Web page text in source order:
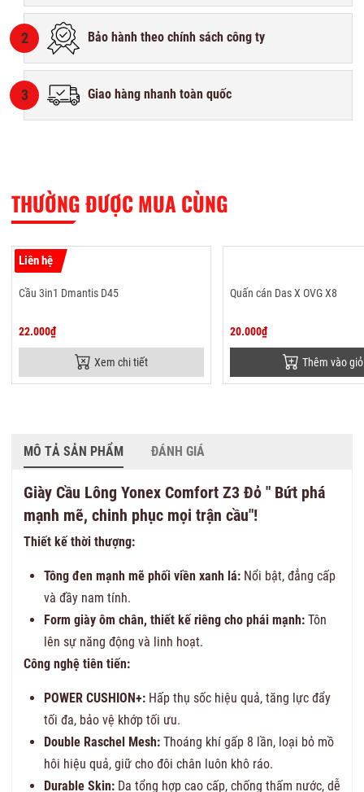
2 Bảo hành theo chính sách công ty
3 Giao hàng nhanh toàn quốc
THƯỜNG ĐƯỢC MUA CÙNG
Liên hệ
Cầu 3in1 Dmantis D45
22.000₫
Xem chi tiết
Quấn cán Das X OVG X8
20.000₫
Thêm vào giỏ
MÔ TẢ SẢN PHẨM ĐÁNH GIÁ
Giày Cầu Lông Yonex Comfort Z3 Đỏ " Bứt phá
mạnh mẽ, chinh phục mọi trận cầu"!
Thiết kế thời thượng:
Tông đen mạnh mẽ phối viền xanh lá: Nổi bật, đẳng cấp
và đầy nam tính.
Form giày ôm chân, thiết kế riêng cho phái mạnh: Tôn
lên sự năng động và linh hoạt.
Công nghệ tiên tiến:
POWER CUSHION+: Hấp thụ sốc hiệu quả, tăng lực đẩy
tối đa, bảo vệ khớp tối ưu.
Double Raschel Mesh: Thoáng khí gấp 8 lần, loại bỏ mồ
hôi hiệu quả, giữ cho đôi chân luôn khô ráo.
Durable Skin: Da tổng hợp cao cấp, chống thấm nước, dễ